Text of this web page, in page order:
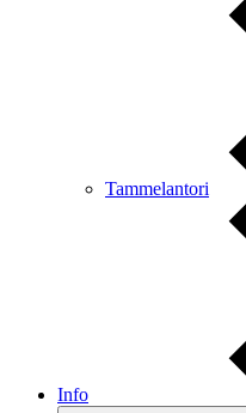
Tammelantori
Info